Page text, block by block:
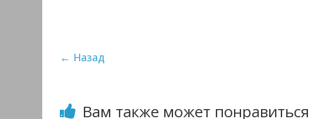
&
← Назад
Вам также может понравиться